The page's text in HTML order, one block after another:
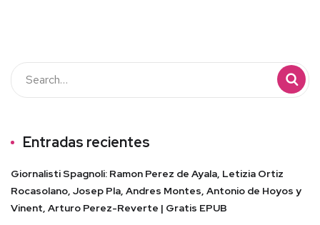
Entradas recientes
Giornalisti Spagnoli: Ramon Perez de Ayala, Letizia Ortiz
Rocasolano, Josep Pla, Andres Montes, Antonio de Hoyos y
Vinent, Arturo Perez-Reverte | Gratis EPUB